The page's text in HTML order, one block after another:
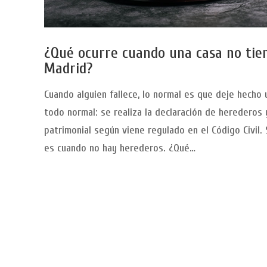
¿Qué ocurre cuando una casa no
Madrid?
Cuando alguien fallece, lo normal es que deje
todo normal: se realiza la declaración de
patrimonial según viene regulado en el Código Civil.
es cuando no hay herederos. ¿Qué…